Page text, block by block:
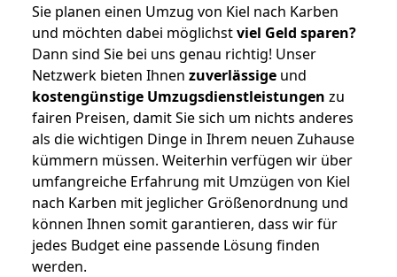
Sie planen einen Umzug von Kiel nach Karben
und möchten dabei möglichstviel Geld sparen?
Dann sind Sie bei uns genau richtig! Unser
Netzwerk bieten Ihnen zuverlässige und
kostengünstige Umzugsdienstleistungen zu
fairen Preisen, damit Sie sich um nichts anderes
als die wichtigen Dinge in Ihrem neuen Zuhause
kümmern müssen. Weiterhin verfügen wir über
umfangreiche Erfahrung mit Umzügen von Kiel
nach Karben mit jeglicher Größenordnung und
können Ihnen somit garantieren, dass wir für
jedes Budget eine passende Lösung finden
werden.